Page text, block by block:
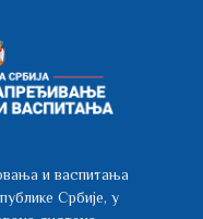
и васпитања
Србије, у